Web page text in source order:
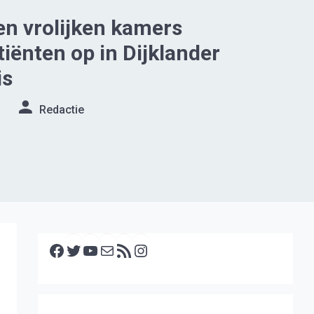
vrolijken kamers
op in Dijklander
Redactie
Facebook Twitter YouTube E-mail RSS feed